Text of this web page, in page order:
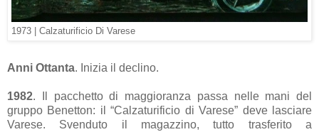
1973 | Calzaturificio Di Varese
Anni Ottanta. Inizia il declino.
1982. Il pacchetto di maggioranza passa nelle mani del
gruppo Benetton: il “Calzaturificio di Varese” deve lasciare
Varese. Svenduto il magazzino, tutto trasferito a